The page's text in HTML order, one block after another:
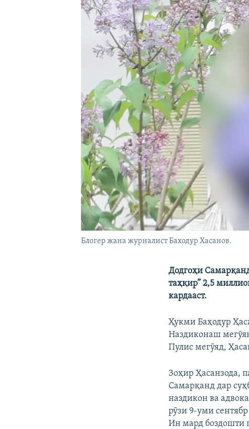
Блогер жана журналист Баходур Хасанов.
Додгоҳи
таҳқир” 2,5
кардааст.
Ҳукми Баҳодур
Наздиконаш
Пулис мегӯяд,
Зоҳир Ҳасанзода,
Самарқанд дар
наздикон ва
рӯзи 9-уми
Ин мард боздошти